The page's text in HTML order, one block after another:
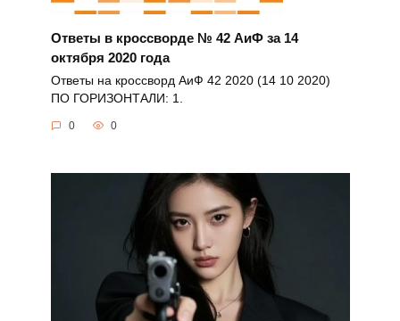
Ответы в кроссворде № 42 АиФ за 14
октября 2020 года
Ответы на кроссворд АиФ 42 2020 (14 10 2020)
ПО ГОРИЗОНТАЛИ: 1.
0 0